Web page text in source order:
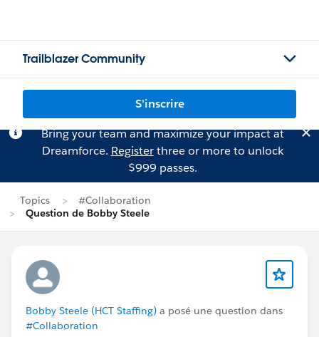
Trailblazer Community
S'inscrire
Bring your team and maximize your impact at
Dreamforce. Registerthree or more to unlock
$999 passes.
Topics
#Collaboration
Question de Bobby Steele
Bobby Steele (HCT Staffing) a posé une question dans
#Collaboration